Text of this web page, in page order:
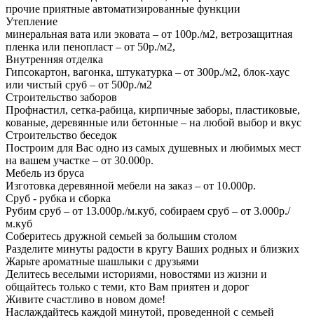
прочие приятные автоматизированные функции
Утепление
минеральная вата или эковата – от 100р./м2, ветрозащитная
пленка или пенопласт – от 50р./м2,
Внутренняя отделка
Гипсокартон, вагонка, штукатурка – от 300р./м2, блок-хаус
или чистый сруб – от 500р./м2
Строительство заборов
Профнастил, сетка-рабица, кирпичные заборы, пластиковые,
кованые, деревянные или бетонные – на любой выбор и вкус
Строительство беседок
Построим для Вас одно из самых душевных и любимых мест
на вашем участке – от 30.000р.
Мебель из бруса
Изготовка деревянной мебели на заказ – от 10.000р.
Сруб - рубка и сборка
Рубим сруб – от 13.000р./м.куб, собираем сруб – от 3.000р./
м.куб
Соберитесь дружной семьей за большим столом
Разделите минуты радости в кругу Ваших родных и близких
Жарьте ароматные шашлыки с друзьями
Делитесь веселыми историями, новостями из жизни и
общайтесь только с теми, кто Вам приятен и дорог
Живите счастливо в новом доме!
Наслаждайтесь каждой минутой, проведенной с семьей